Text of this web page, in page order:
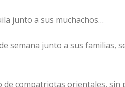
junto a sus muchachos…
semana junto a sus familias,
compatriotas orientales, sin